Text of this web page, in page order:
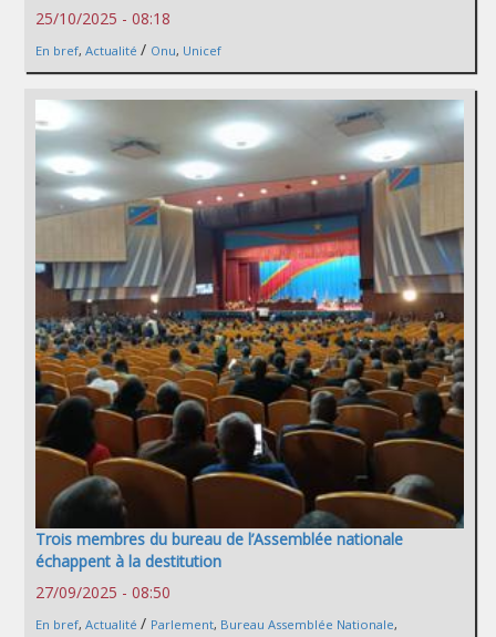
25/10/2025 - 08:18
En bref, Actualité / Onu, Unicef
Trois membres du bureau de l’Assemblée nationale
échappent à la destitution
27/09/2025 - 08:50
En bref, Actualité / Parlement, Bureau Assemblée Nationale,